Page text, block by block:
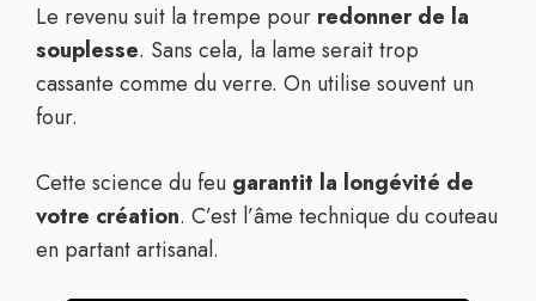
Le revenu suit la trempe pour redonner de la
souplesse. Sans cela, la lame serait trop
cassante comme du verre. On utilise souvent un
four.
Cette science du feu garantit la longévité de
votre création. C’est l’âme technique du couteau
en partant artisanal.